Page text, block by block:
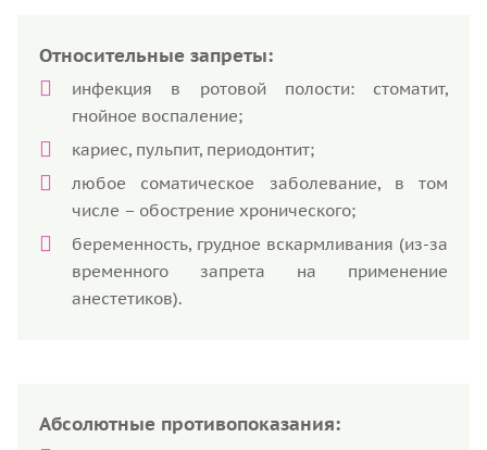
Относительные запреты:
инфекция в ротовой полости: стоматит,
гнойное воспаление;
кариес, пульпит, периодонтит;
любое соматическое заболевание, в том
числе – обострение хронического;
беременность, грудное вскармливания (из-за
временного запрета на применение
анестетиков).
Абсолютные противопоказания: